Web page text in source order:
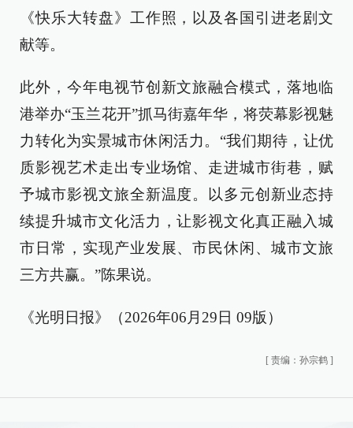
《快乐大转盘》工作照，以及各国引进老剧文
献等。
此外，今年电视节创新文旅融合模式，落地临
港举办“玉兰花开”抓马街嘉年华，将荧幕影视魅
力转化为实景城市休闲活力。“我们期待，让优
质影视艺术走出专业场馆、走进城市街巷，赋
予城市影视文旅全新温度。以多元创新业态持
续提升城市文化活力，让影视文化真正融入城
市日常，实现产业发展、市民休闲、城市文旅
三方共赢。”陈果说。
《光明日报》（2026年06月29日 09版）
[ 责编：孙宗鹤 ]